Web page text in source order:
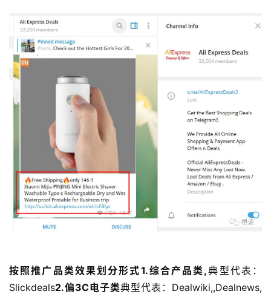
按照推广品类效果划分形式1.综合产品类,典型代表：
Slickdeals2.偏3C电子类典型代表：Dealwiki,,Dealnews,